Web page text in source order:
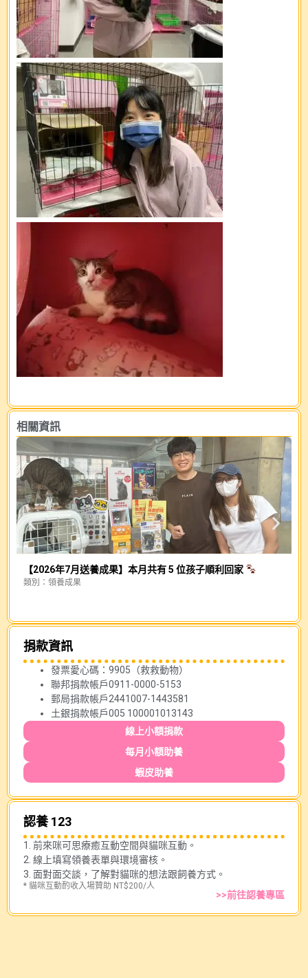
相關資訊
【2026年7月送養成果】本月共有 5 位孩子順利回家
類別： 領養成果
捐款資訊
發票愛心碼：9905（救救動物）
聯邦捐款帳戶0911-0000-5153
郵局捐款帳戶2441007-1443581
土銀捐款帳戶005 100001013143
線上小額捐款
每月小額助養
蝦皮助養
認養 123
1. 前來咪可思療癒互動空間與貓咪互動。
2. 線上填寫領養表單與環境審核。
3. 面對面交談，了解對貓咪的想法跟飼養方式。
* 貓咪互動酌收入場贊助 NT$200/人
>>前往認養專區